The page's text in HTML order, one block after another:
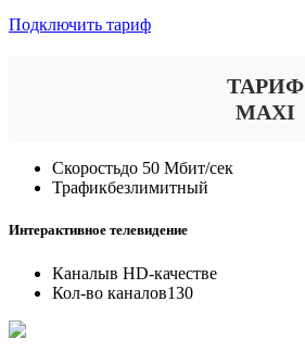
Подключить тариф
ТАРИФ
MAXI
Скоростьдо 50 Мбит/сек
Трафикбезлимитный
Интерактивное телевидение
Каналыв HD-качестве
Кол-во каналов130